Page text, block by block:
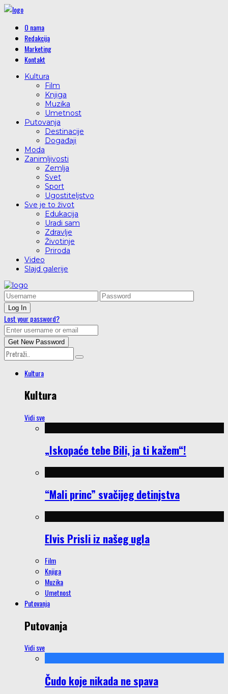
O nama
Redakcija
Marketing
Kontakt
Kultura
Film
Knjiga
Muzika
Umetnost
Putovanja
Destinacije
Događaji
Moda
Zanimljivosti
Zemlja
Svet
Sport
Ugostiteljstvo
Sve je to život
Edukacija
Uradi sam
Zdravlje
Životinje
Priroda
Video
Slajd galerije
Lost your password?
Kultura
Kultura
Vidi sve
„Iskopaće tebe Bili, ja ti kažem“!
“Mali princ” svačijeg detinjstva
Elvis Prisli iz našeg ugla
Film
Knjiga
Muzika
Umetnost
Putovanja
Putovanja
Vidi sve
Čudo koje nikada ne spava